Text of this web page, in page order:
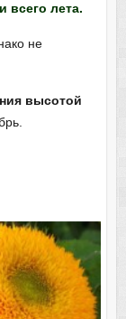
всего лета.
не
высотой